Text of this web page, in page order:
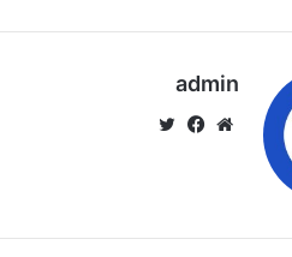
admin
موق في